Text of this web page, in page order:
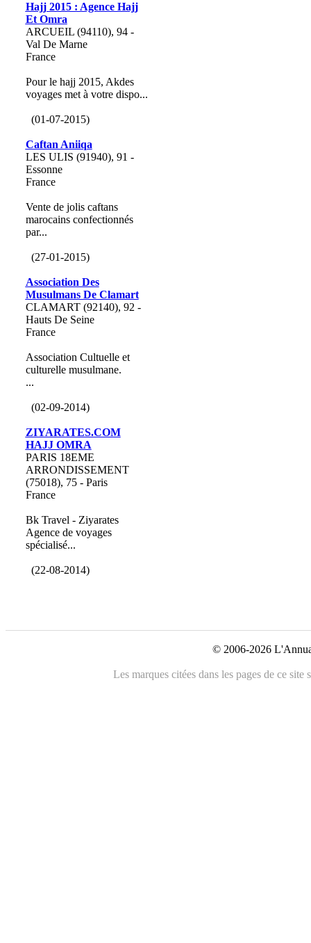
Hajj 2015 : Agence Hajj
Et Omra
ARCUEIL (94110), 94 -
Val De Marne
France
Pour le hajj 2015, Akdes
voyages met à votre dispo...
(01-07-2015)
Caftan Aniiqa
LES ULIS (91940), 91 -
Essonne
France
Vente de jolis caftans
marocains confectionnés
par...
(27-01-2015)
Association Des
Musulmans De Clamart
CLAMART (92140), 92 -
Hauts De Seine
France
Association Cultuelle et
culturelle musulmane.
...
(02-09-2014)
ZIYARATES.COM
HAJJ OMRA
PARIS 18EME
ARRONDISSEMENT
(75018), 75 - Paris
France
Bk Travel - Ziyarates
Agence de voyages
spécialisé...
(22-08-2014)
© 2006-2026
Les marques citées dans les pages de ce